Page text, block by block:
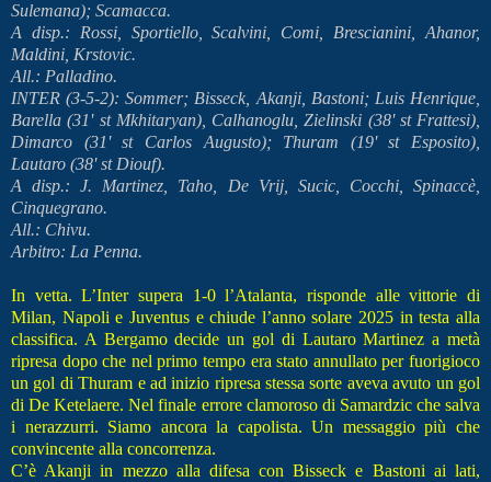
Sulemana); Scamacca.
A disp.: Rossi, Sportiello, Scalvini, Comi, Brescianini, Ahanor,
Maldini, Krstovic.
All.: Palladino.
INTER (3-5-2): Sommer; Bisseck, Akanji, Bastoni; Luis Henrique,
Barella (31' st Mkhitaryan), Calhanoglu, Zielinski (38' st Frattesi),
Dimarco (31' st Carlos Augusto); Thuram (19' st Esposito),
Lautaro (38' st Diouf).
A disp.: J. Martinez, Taho, De Vrij, Sucic, Cocchi, Spinaccè,
Cinquegrano.
All.: Chivu.
Arbitro: La Penna.
In vetta. L’Inter supera 1-0 l’Atalanta, risponde alle vittorie di
Milan, Napoli e Juventus e chiude l’anno solare 2025 in testa alla
classifica. A Bergamo decide un gol di Lautaro Martinez a metà
ripresa dopo che nel primo tempo era stato annullato per fuorigioco
un gol di Thuram e ad inizio ripresa stessa sorte aveva avuto un gol
di De Ketelaere. Nel finale errore clamoroso di Samardzic che salva
i nerazzurri. Siamo ancora la capolista. Un messaggio più che
convincente alla concorrenza.
C’è Akanji in mezzo alla difesa con Bisseck e Bastoni ai lati,